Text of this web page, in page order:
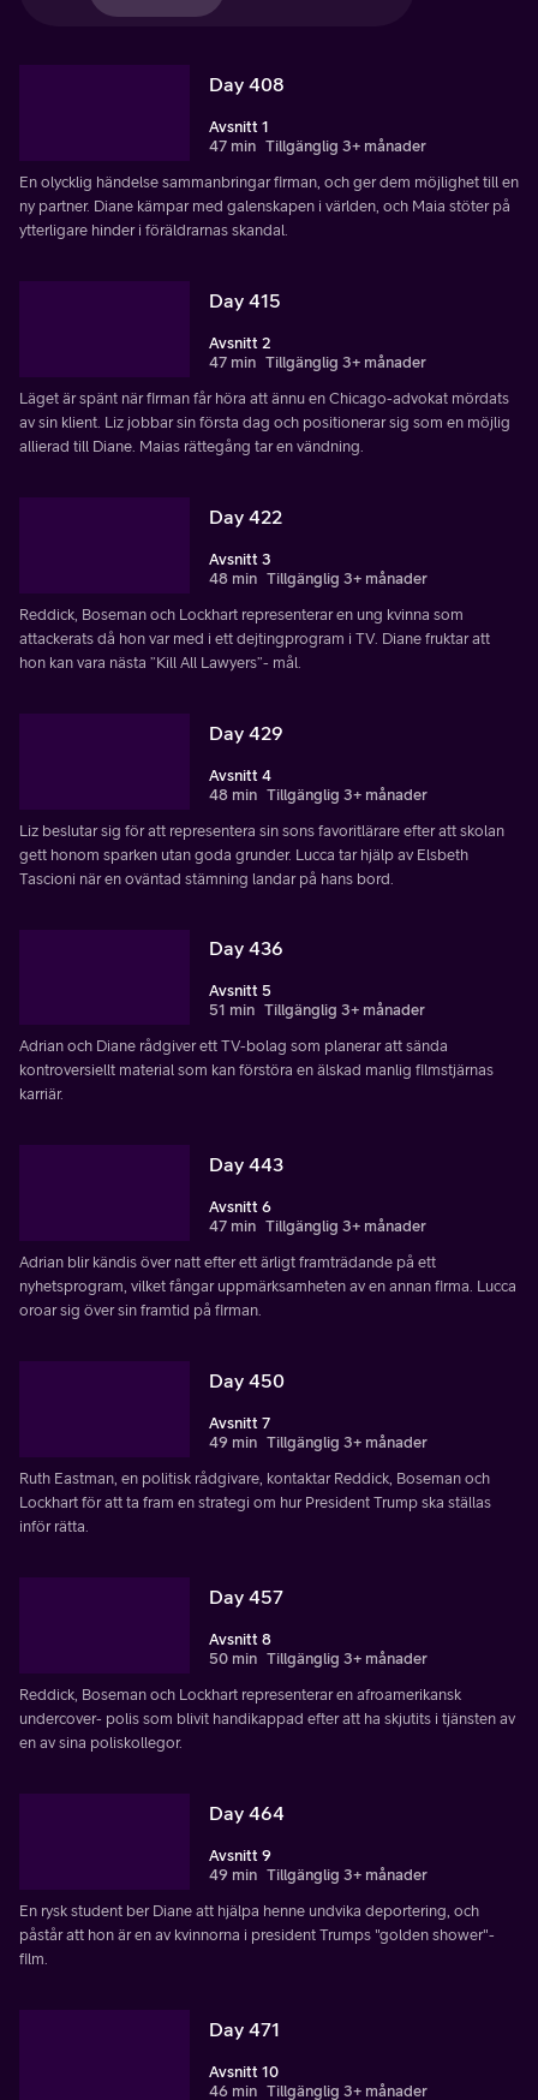
Day 408
Avsnitt 1
47 min Tillgänglig 3+ månader
En olycklig händelse sammanbringar firman, och ger dem möjlighet till en
ny partner. Diane kämpar med galenskapen i världen, och Maia stöter på
ytterligare hinder i föräldrarnas skandal.
Day 415
Avsnitt 2
47 min Tillgänglig 3+ månader
Läget är spänt när firman får höra att ännu en Chicago-advokat mördats
av sin klient. Liz jobbar sin första dag och positionerar sig som en möjlig
allierad till Diane. Maias rättegång tar en vändning.
Day 422
Avsnitt 3
48 min Tillgänglig 3+ månader
Reddick, Boseman och Lockhart representerar en ung kvinna som
attackerats då hon var med i ett dejtingprogram i TV. Diane fruktar att
hon kan vara nästa ”Kill All Lawyers”- mål.
Day 429
Avsnitt 4
48 min Tillgänglig 3+ månader
Liz beslutar sig för att representera sin sons favoritlärare efter att skolan
gett honom sparken utan goda grunder. Lucca tar hjälp av Elsbeth
Tascioni när en oväntad stämning landar på hans bord.
Day 436
Avsnitt 5
51 min Tillgänglig 3+ månader
Adrian och Diane rådgiver ett TV-bolag som planerar att sända
kontroversiellt material som kan förstöra en älskad manlig filmstjärnas
karriär.
Day 443
Avsnitt 6
47 min Tillgänglig 3+ månader
Adrian blir kändis över natt efter ett ärligt framträdande på ett
nyhetsprogram, vilket fångar uppmärksamheten av en annan firma. Lucca
oroar sig över sin framtid på firman.
Day 450
Avsnitt 7
49 min Tillgänglig 3+ månader
Ruth Eastman, en politisk rådgivare, kontaktar Reddick, Boseman och
Lockhart för att ta fram en strategi om hur President Trump ska ställas
inför rätta.
Day 457
Avsnitt 8
50 min Tillgänglig 3+ månader
Reddick, Boseman och Lockhart representerar en afroamerikansk
undercover- polis som blivit handikappad efter att ha skjutits i tjänsten av
en av sina poliskollegor.
Day 464
Avsnitt 9
49 min Tillgänglig 3+ månader
En rysk student ber Diane att hjälpa henne undvika deportering, och
påstår att hon är en av kvinnorna i president Trumps "golden shower"-
film.
Day 471
Avsnitt 10
46 min Tillgänglig 3+ månader